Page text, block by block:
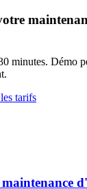
minutes. Démo
tarifs